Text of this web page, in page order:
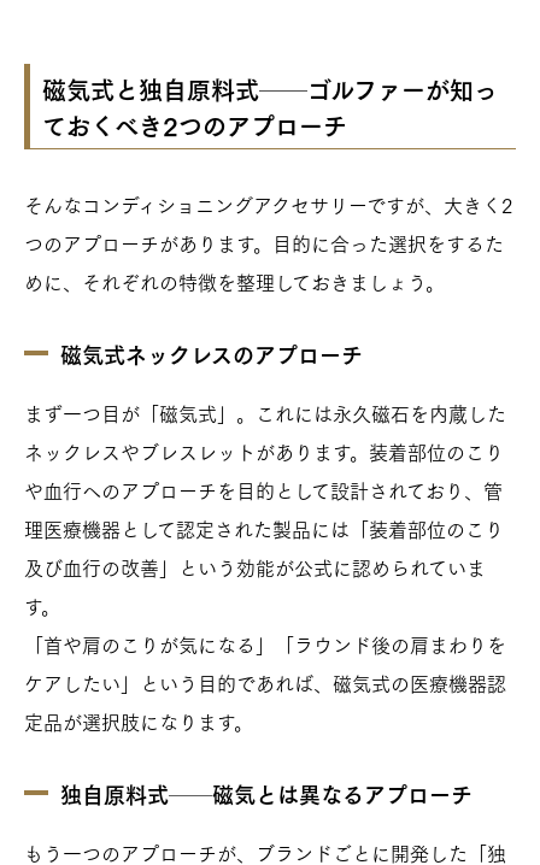
磁気式と独自原料式──ゴルファーが知っ
ておくべき2つのアプローチ
そんなコンディショニングアクセサリーですが、大きく2
つのアプローチがあります。目的に合った選択をするた
めに、それぞれの特徴を整理しておきましょう。
磁気式ネックレスのアプローチ
まず一つ目が「磁気式」。これには永久磁石を内蔵した
ネックレスやブレスレットがあります。装着部位のこり
や血行へのアプローチを目的として設計されており、管
理医療機器として認定された製品には「装着部位のこり
及び血行の改善」という効能が公式に認められていま
す。
「首や肩のこりが気になる」「ラウンド後の肩まわりを
ケアしたい」という目的であれば、磁気式の医療機器認
定品が選択肢になります。
独自原料式──磁気とは異なるアプローチ
もう一つのアプローチが、ブランドごとに開発した「独